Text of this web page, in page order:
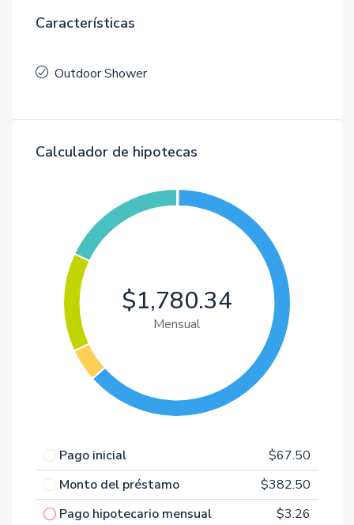
Características
Outdoor Shower
Calculador de hipotecas
$1,780.34
Mensual
Pago inicial
$67.50
Monto del préstamo
$382.50
Pago hipotecario mensual
$3.26